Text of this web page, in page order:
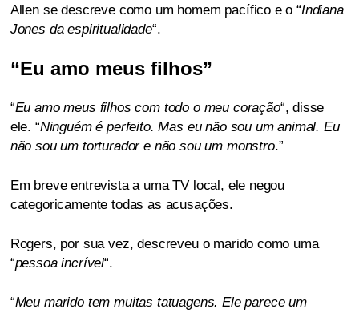
Allen se descreve como um homem pacífico e o “Indiana
Jones da espiritualidade“.
“Eu amo meus filhos”
“Eu amo meus filhos com todo o meu coração“, disse
ele. “Ninguém é perfeito. Mas eu não sou um animal. Eu
não sou um torturador e não sou um monstro.”
Em breve entrevista a uma TV local, ele negou
categoricamente todas as acusações.
Rogers, por sua vez, descreveu o marido como uma
“pessoa incrível“.
“Meu marido tem muitas tatuagens. Ele parece um